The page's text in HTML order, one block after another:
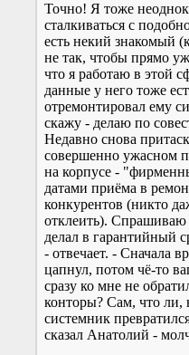
Точно! Я тоже
сталкиваться с
есть некий знакомый
не так, чтобы прямо
что я работаю в этой
данные у него тоже
отремонтировал ему
скажу - делаю по
Недавно снова
совершенно ужасном
на корпусе -
датами приёма в
конкурентов (никто
отклеить). Спрашиваю
делал в гарантийный
- отвечает. - Сначала
цапнул, потом чё-то
сразу ко мне не
конторы? Сам, что ли,
системник
сказал Анатолий -